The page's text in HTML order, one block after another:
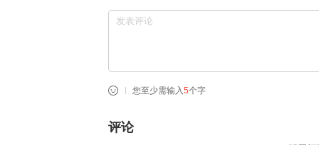
您至少需输入 5个字
评论